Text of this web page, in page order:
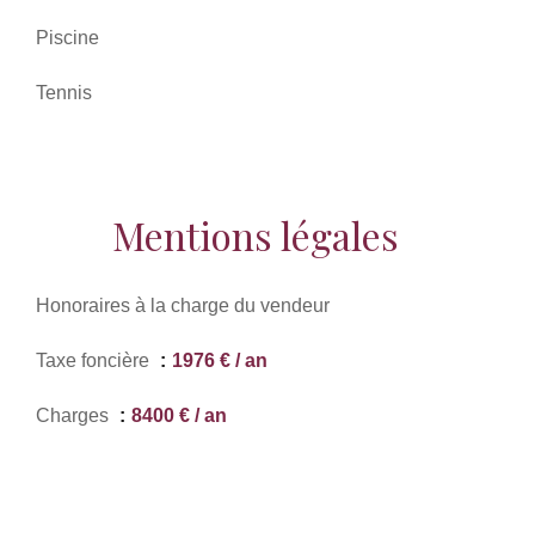
Piscine
Tennis
Mentions légales
Honoraires à la charge du vendeur
Taxe foncière 1976 € / an
Charges 8400 € / an